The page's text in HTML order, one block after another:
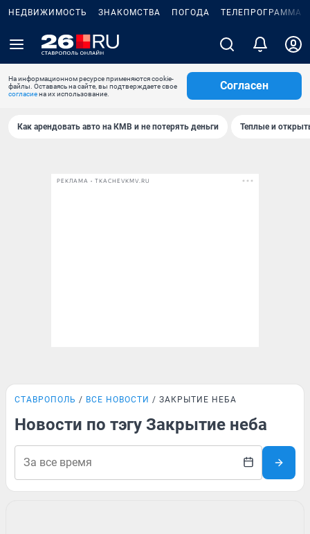
НЕДВИЖИМОСТЬ ЗНАКОМСТВА ПОГОДА ТЕЛЕПРОГРАММА
На информационном ресурсе применяются cookie-
файлы. Оставаясь на сайте, вы подтверждаете свое
согласиена их использование.
Согласен
Как арендовать авто на КМВ и не потерять деньги Теплые и
РЕКЛАМА • TKACHEVKMV.RU
СТАВРОПОЛЬ ВСЕ НОВОСТИ ЗАКРЫТИЕ НЕБА
Новости по тэгу Закрытие неба